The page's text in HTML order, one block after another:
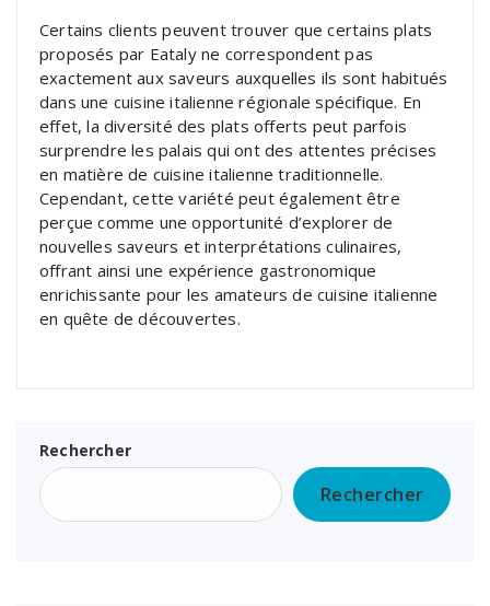
Certains clients peuvent trouver que certains plats
proposés par Eataly ne correspondent pas
exactement aux saveurs auxquelles ils sont habitués
dans une cuisine italienne régionale spécifique. En
effet, la diversité des plats offerts peut parfois
surprendre les palais qui ont des attentes précises
en matière de cuisine italienne traditionnelle.
Cependant, cette variété peut également être
perçue comme une opportunité d’explorer de
nouvelles saveurs et interprétations culinaires,
offrant ainsi une expérience gastronomique
enrichissante pour les amateurs de cuisine italienne
en quête de découvertes.
Rechercher
Rechercher